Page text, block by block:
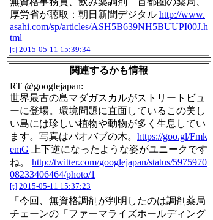
厚労省が聴取：朝日新聞デジタル http://www.
asahi.com/sp/articles/ASH5B639NH5BUUPI00J.h
tml
[t] 2015-05-11 15:39:34
関連するかも情報
RT @googlejapan:
世界最古の島マダガスカルがストリートビュ
ーに登場。環境問題に直面しているこの美し
い島には珍しい植物や動物が多く生息してい
ます。写真はバオバブの木。 https://goo.gl/Fmk
emG 上下逆になったような姿がユニークです
ね。 http://twitter.com/googlejapan/status/5975970
08233406464/photo/1
[t] 2015-05-11 15:37:23
「今回、無資格調剤が判明したのは調剤薬局
チェーンの「ファーマライズホールディング